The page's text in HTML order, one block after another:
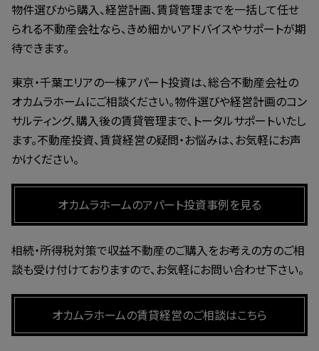
物件選びから購入、経営計画、賃貸管理までを一括して任せ
られる不動産会社なら、きめ細かいアドバイスやサポートが期
待できます。
東京・千葉エリアの一棟アパート投資は、総合不動産会社の
オカムラホームにご相談ください。物件選びや経営計画のコン
サルティング、購入後の賃貸管理まで、トータルサポートいたし
ます。不動産投資、賃貸経営の疑問・お悩みは、お気軽にお声
かけください。
オカムラホームのアパート投資事例を見る
相続・所得税対策で収益不動産のご購入をお考えの方のご相
談も受け付けておりますので、お気軽にお問い合わせ下さい。
オカムラホームの賃貸経営のご相談はこちら